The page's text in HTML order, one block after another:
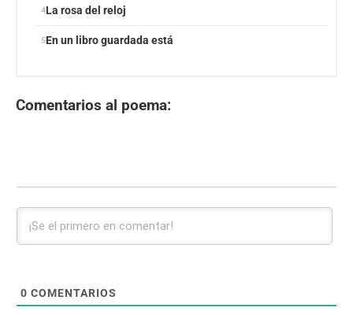
La rosa del reloj
En un libro guardada está
Comentarios al poema:
0 COMENTARIOS